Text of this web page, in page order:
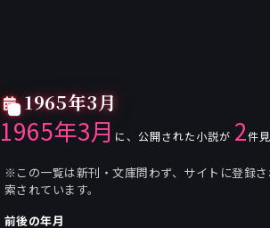
1965年3月
1965年3月 に、公開された小説が 2件
※この一覧は新刊・文庫問わず、サイトに登録
索されています。
前後の年月